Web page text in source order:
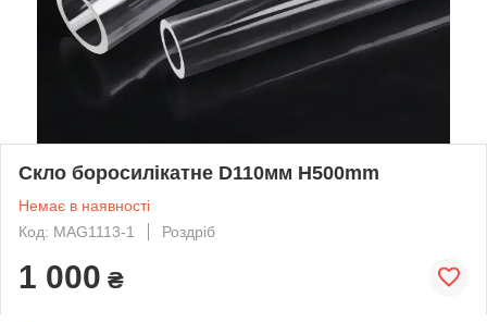
Скло боросилікатне D110мм H500mm
Немає в наявності
Код: MAG1113-1
Роздріб
1 000 ₴